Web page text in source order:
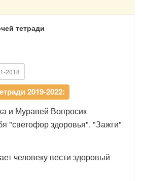
тетради
2018
2019-2022:
и Муравей Вопросик
"светофор здоровья". "Зажги"
человеку вести здоровый